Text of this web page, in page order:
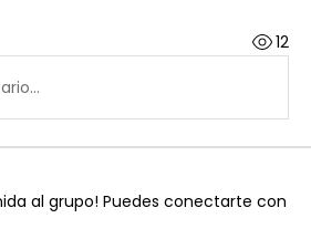
12
al grupo! Puedes conectarte con